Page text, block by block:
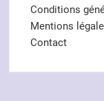
Conditions
Mentions
Contact